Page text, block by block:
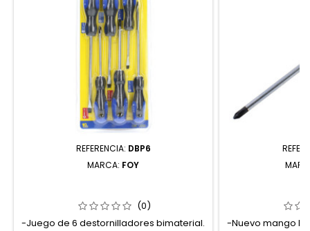
REFERENCIA: DBP6
MARCA: FOY
COMBINADOS 6 PIEZAS FOY
(0)
-Juego de 6 destornilladores bimaterial.
-Nuevo mango